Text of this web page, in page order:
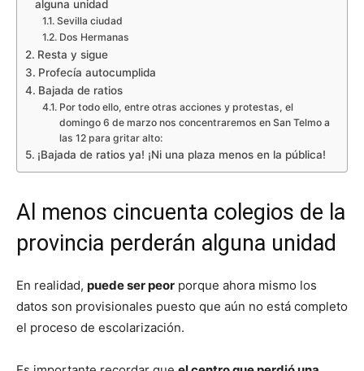
alguna unidad
Sevilla ciudad
Dos Hermanas
Resta y sigue
Profecía autocumplida
Bajada de ratios
Por todo ello, entre otras acciones y protestas, el
domingo 6 de marzo nos concentraremos en San Telmo a
las 12 para gritar alto:
¡Bajada de ratios ya! ¡Ni una plaza menos en la pública!
Al menos cincuenta colegios de la
provincia perderán alguna unidad
En realidad, puede ser peor porque ahora mismo los
datos son provisionales puesto que aún no está completo
el proceso de escolarización.